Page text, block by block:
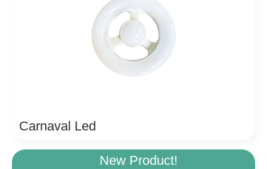
Carnaval Led
New Product!